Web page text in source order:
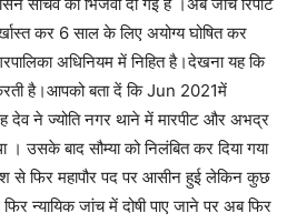
सचिव को भिजवा दी गई है ।अब जांच रिपोर्ट
कर 6 साल के लिए अयोग्य घोषित कर
अधिनियम में निहित है।देखना यह कि
है।आपको बता दें कि Jun 2021में
देव ने ज्योति नगर थाने में मारपीट और अभद्र
। उसके बाद सौम्या को निलंबित कर दिया गया
से फिर महापौर पद पर आसीन हुई लेकिन कुछ
न्यायिक जांच में दोषी पाए जाने पर अब फिर